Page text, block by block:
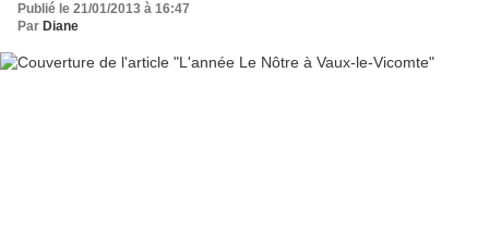
Publié le 21/01/2013 à 16:47
Par Diane